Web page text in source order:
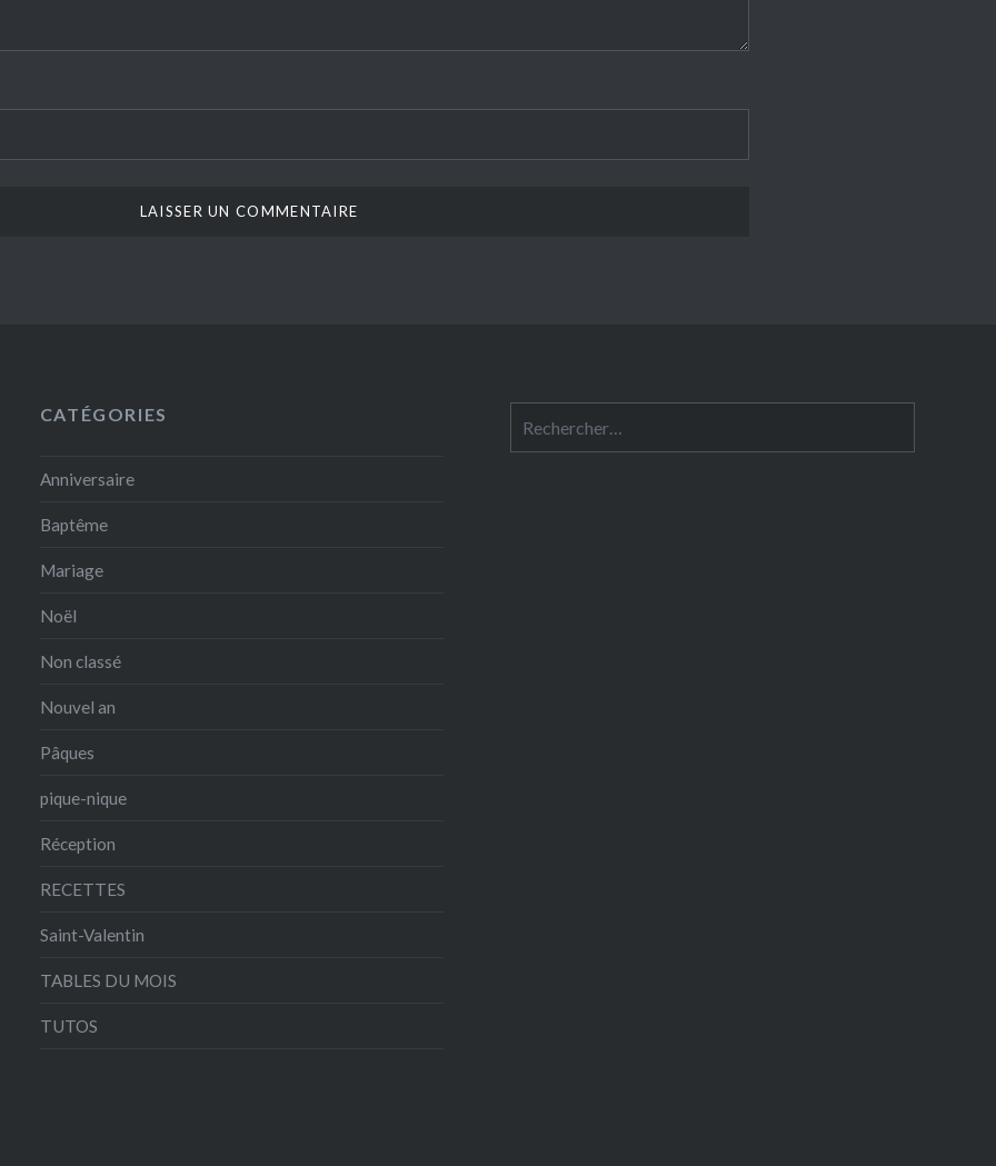
CATÉGORIES
Anniversaire
Baptême
Mariage
Noël
Non classé
Nouvel an
Pâques
pique-nique
Réception
RECETTES
Saint-Valentin
TABLES DU MOIS
TUTOS